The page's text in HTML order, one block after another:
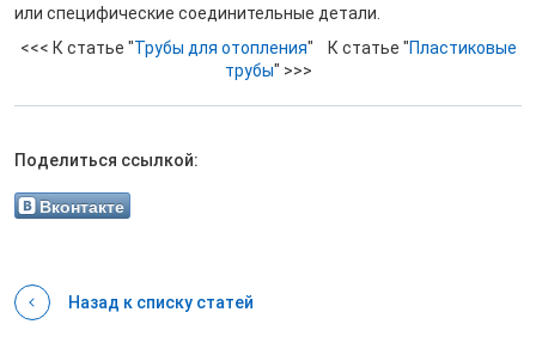
или специфические соединительные детали.
<<< К статье "Трубы для отопления" К статье "Пластиковые
трубы" >>>
Назад к списку статей
Вконтакте
Поделиться ссылкой: